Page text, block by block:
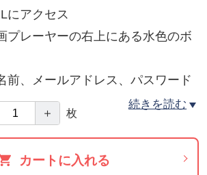
にアクセス
レーヤーの右上にある水色のボ
、メールアドレス、パスワード
に登録（ニックネーム可）
てくるお支払い情報画面で「プロ
適用」をクリック
コードの欄にお送りしたプロモー
続きを読む
＋ 枚
カートに入れる